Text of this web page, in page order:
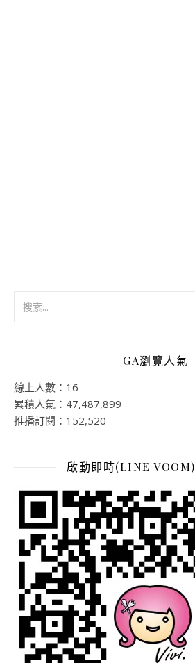
GA瀏覽人氣
線上人數：16
累積人氣：47,487,899
推播訂閱：152,520
啟動即時(LINE